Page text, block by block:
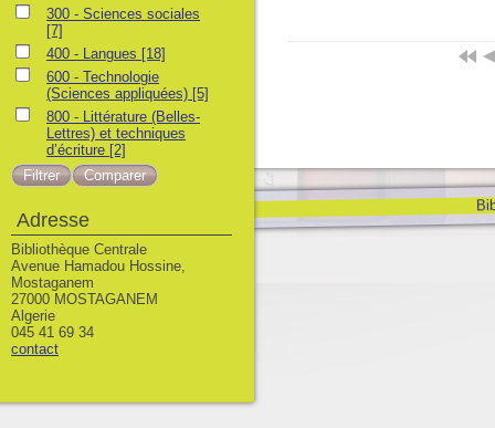
300 - Sciences sociales
[7]
400 - Langues [18]
600 - Technologie
(Sciences appliquées) [5]
800 - Littérature (Belles-
Lettres) et techniques
d’écriture [2]
Adresse
Bibliothèque Centrale
Avenue Hamadou Hossine,
Mostaganem
27000 MOSTAGANEM
Algerie
045 41 69 34
contact